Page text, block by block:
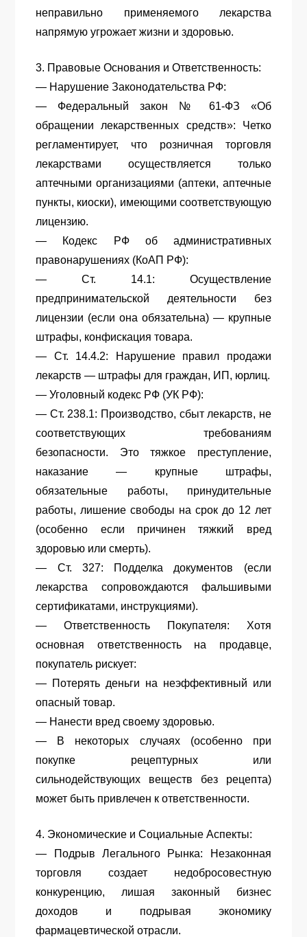
неправильно применяемого лекарства
напрямую угрожает жизни и здоровью.
3. Правовые Основания и Ответственность:
— Нарушение Законодательства РФ:
— Федеральный закон № 61-ФЗ «Об
обращении лекарственных средств»: Четко
регламентирует, что розничная торговля
лекарствами осуществляется только
аптечными организациями (аптеки, аптечные
пункты, киоски), имеющими соответствующую
лицензию.
— Кодекс РФ об административных
правонарушениях (КоАП РФ):
— Ст. 14.1: Осуществление
предпринимательской деятельности без
лицензии (если она обязательна) — крупные
штрафы, конфискация товара.
— Ст. 14.4.2: Нарушение правил продажи
лекарств — штрафы для граждан, ИП, юрлиц.
— Уголовный кодекс РФ (УК РФ):
— Ст. 238.1: Производство, сбыт лекарств, не
соответствующих требованиям
безопасности. Это тяжкое преступление,
наказание — крупные штрафы,
обязательные работы, принудительные
работы, лишение свободы на срок до 12 лет
(особенно если причинен тяжкий вред
здоровью или смерть).
— Ст. 327: Подделка документов (если
лекарства сопровождаются фальшивыми
сертификатами, инструкциями).
— Ответственность Покупателя: Хотя
основная ответственность на продавце,
покупатель рискует:
— Потерять деньги на неэффективный или
опасный товар.
— Нанести вред своему здоровью.
— В некоторых случаях (особенно при
покупке рецептурных или
сильнодействующих веществ без рецепта)
может быть привлечен к ответственности.
4. Экономические и Социальные Аспекты:
— Подрыв Легального Рынка: Незаконная
торговля создает недобросовестную
конкуренцию, лишая законный бизнес
доходов и подрывая экономику
фармацевтической отрасли.